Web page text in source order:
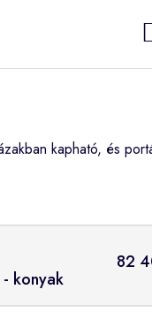
kapható, és
konyak
82